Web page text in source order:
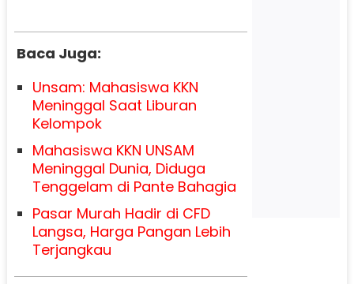
Baca Juga:
Unsam: Mahasiswa KKN
Meninggal Saat Liburan
Kelompok
Mahasiswa KKN UNSAM
Meninggal Dunia, Diduga
Tenggelam di Pante Bahagia
Pasar Murah Hadir di CFD
Langsa, Harga Pangan Lebih
Terjangkau